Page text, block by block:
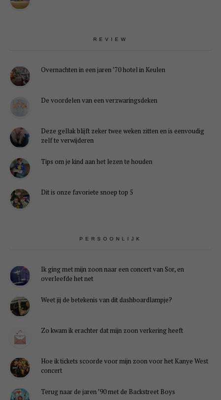
REVIEW
Overnachten in een jaren ’70 hotel in Keulen
De voordelen van een verzwaringsdeken
Deze gellak blijft zeker twee weken zitten en is eenvoudig
zelf te verwijderen
Tips om je kind aan het lezen te houden
Dit is onze favoriete snoep top 5
PERSOONLIJK
Ik ging met mijn zoon naar een concert van Sor, en
overleefde het net
Weet jij de betekenis van dit dashboardlampje?
Zo kwam ik erachter dat mijn zoon verkering heeft
Hoe ik tickets scoorde voor mijn zoon voor het Kanye West
concert
Terug naar de jaren ’90 met de Backstreet Boys